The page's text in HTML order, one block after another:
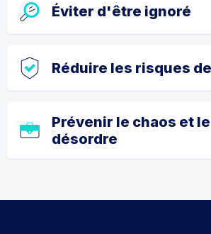
Éviter d'être ignoré
Réduire les risques
Prévenir le chaos et le
désordre